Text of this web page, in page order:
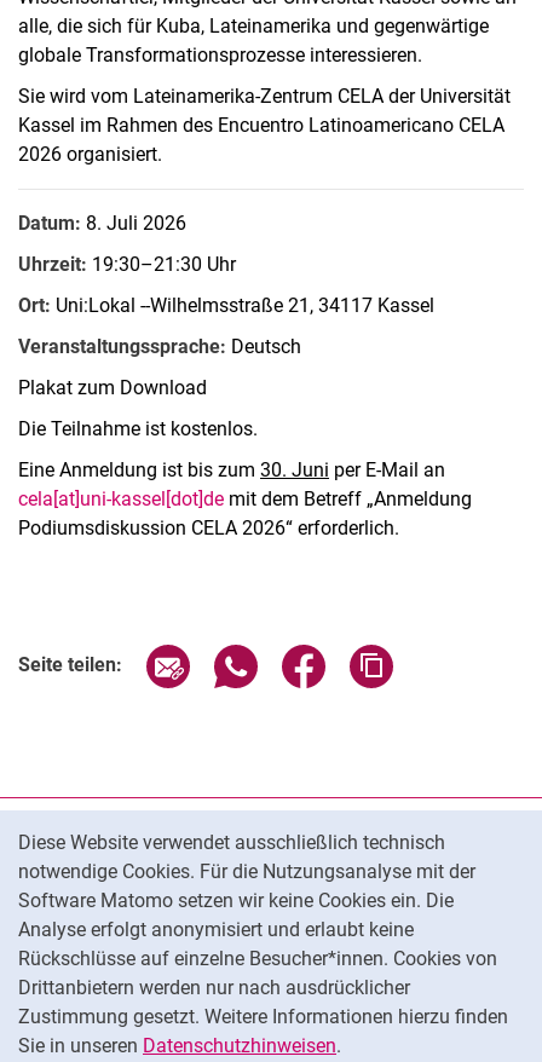
Diese Website verwendet ausschließlich technisch
notwendige Cookies. Für die Nutzungsanalyse mit der
Software Matomo setzen wir keine Cookies ein. Die
Analyse erfolgt anonymisiert und erlaubt keine
Rückschlüsse auf einzelne Besucher*innen. Cookies von
Drittanbietern werden nur nach ausdrücklicher
Zustimmung gesetzt. Weitere Informationen hierzu finden
Sie in unseren Datenschutzhinweisen.
alle, die sich für Kuba, Lateinamerika und gegenwärtige
globale Transformationsprozesse interessieren.
Sie wird vom Lateinamerika-Zentrum CELA der Universität
Kassel im Rahmen des Encuentro Latinoamericano CELA
2026 organisiert.
Datum: 8. Juli 2026
Uhrzeit: 19:30–21:30 Uhr
Ort: Uni:Lokal --Wilhelmsstraße 21, 34117 Kassel
Veranstaltungssprache: Deutsch
Plakat zum Download
Die Teilnahme ist kostenlos.
Eine Anmeldung ist bis zum 30. Juni per E-Mail an
cela[at]uni-kassel[dot]de mit dem Betreff „Anmeldung
Podiumsdiskussion CELA 2026“ erforderlich.
Seite teilen: Seite über E-Mail teilen
Seite über WhatsApp teilen
Seite über Facebook
Datenschutz
Barrierefreiheit
Transparenter KI-Einsatz
Impressum
Cookie-Einstellungen